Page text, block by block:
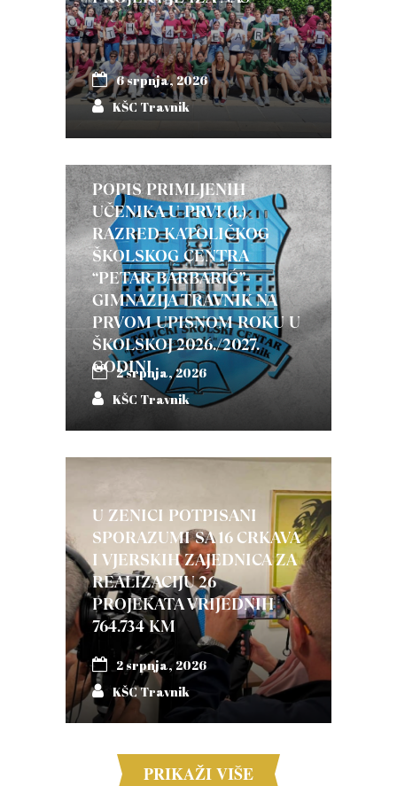
6 srpnja, 2026
KŠC Travnik
POPIS PRIMLJENIH
UČENIKA U PRVI (I.)
RAZRED KATOLIČKOG
ŠKOLSKOG CENTRA
“PETAR BARBARIĆ”-
GIMNAZIJA TRAVNIK NA
PRVOM UPISNOM ROKU U
ŠKOLSKOJ 2026./2027.
GODINI
2 srpnja, 2026
KŠC Travnik
U ZENICI POTPISANI
SPORAZUMI SA 16 CRKAVA
I VJERSKIH ZAJEDNICA ZA
REALIZACIJU 26
PROJEKATA VRIJEDNIH
764.734 KM
2 srpnja, 2026
KŠC Travnik
PRIKAŽI VIŠE